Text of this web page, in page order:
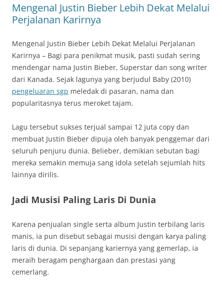
Mengenal Justin Bieber Lebih Dekat Melalui
Perjalanan Karirnya
Mengenal Justin Bieber Lebih Dekat Melalui Perjalanan
Karirnya – Bagi para penikmat musik, pasti sudah sering
mendengar nama Justin Bieber, Superstar dan song writer
dari Kanada. Sejak lagunya yang berjudul Baby (2010)
pengeluaran sgp meledak di pasaran, nama dan
popularitasnya terus meroket tajam.
Lagu tersebut sukses terjual sampai 12 juta copy dan
membuat Justin Bieber dipuja oleh banyak penggemar dari
seluruh penjuru dunia. Belieber, demikian sebutan bagi
mereka semakin memuja sang idola setelah sejumlah hits
lainnya dirilis.
Jadi Musisi Paling Laris Di Dunia
Karena penjualan single serta album Justin terbilang laris
manis, ia pun disebut sebagai musisi dengan karya paling
laris di dunia. Di sepanjang kariernya yang gemerlap, ia
meraih beragam penghargaan dan prestasi yang
cemerlang.